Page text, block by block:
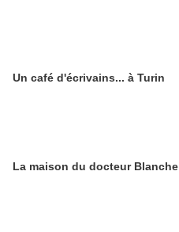
Un café d'écrivains... à Turin
La maison du docteur Blanche